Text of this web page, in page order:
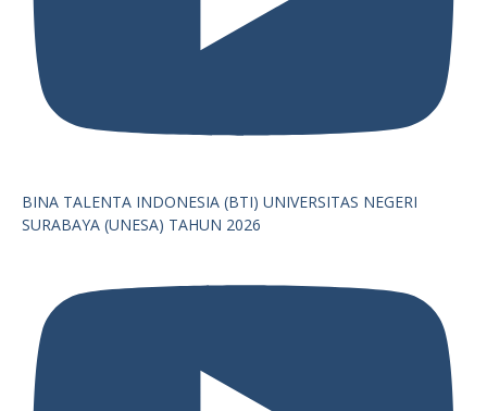
BINA TALENTA INDONESIA (BTI) UNIVERSITAS NEGERI
SURABAYA (UNESA) TAHUN 2026